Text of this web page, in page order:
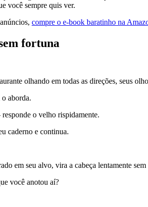
você sempre quis ver.
compre o e-book baratinho na
fortuna
olhando em todas as direções, seus
aborda.
o velho rispidamente.
caderno e continua.
em seu alvo, vira a cabeça lentamente sem
você anotou aí?